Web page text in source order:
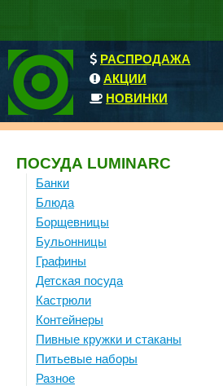
РАСПРОДАЖА
АКЦИИ
НОВИНКИ
ПОСУДА LUMINARC
Банки
Блюда
Борщевницы
Бульонницы
Графины
Детская посуда
Кастрюли
Контейнеры
Пивные кружки и стаканы
Питьевые наборы
Разное